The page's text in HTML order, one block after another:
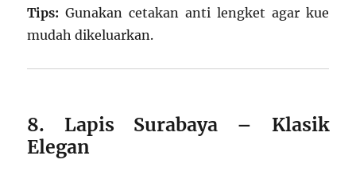
Tips: Gunakan cetakan anti lengket agar kue
mudah dikeluarkan.
8. Lapis Surabaya – Klasik
Elegan